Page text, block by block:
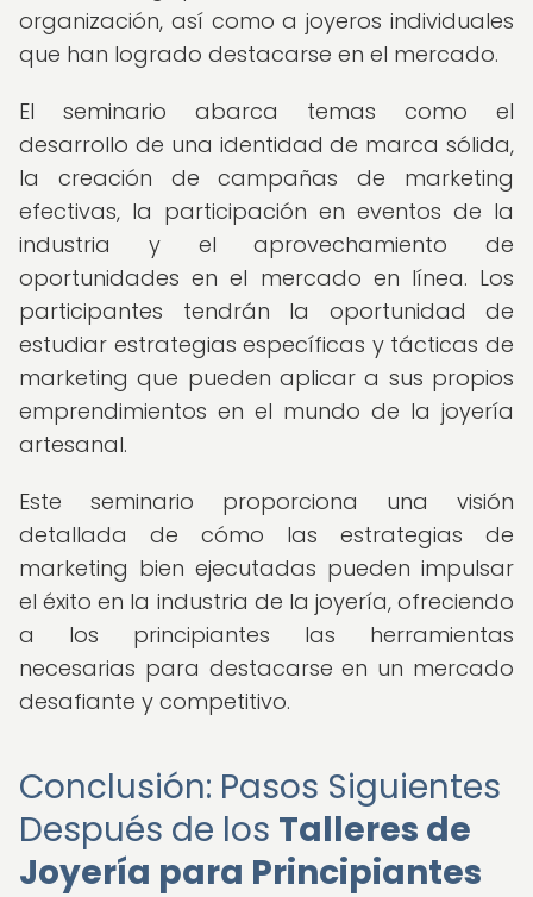
organización, así como a joyeros individuales
que han logrado destacarse en el mercado.
El seminario abarca temas como el
desarrollo de una identidad de marca sólida,
la creación de campañas de marketing
efectivas, la participación en eventos de la
industria y el aprovechamiento de
oportunidades en el mercado en línea. Los
participantes tendrán la oportunidad de
estudiar estrategias específicas y tácticas de
marketing que pueden aplicar a sus propios
emprendimientos en el mundo de la joyería
artesanal.
Este seminario proporciona una visión
detallada de cómo las estrategias de
marketing bien ejecutadas pueden impulsar
el éxito en la industria de la joyería, ofreciendo
a los principiantes las herramientas
necesarias para destacarse en un mercado
desafiante y competitivo.
Conclusión: Pasos Siguientes
Después de los Talleres de
Joyería para Principiantes